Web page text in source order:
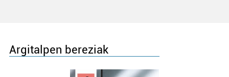
Argitalpen bereziak